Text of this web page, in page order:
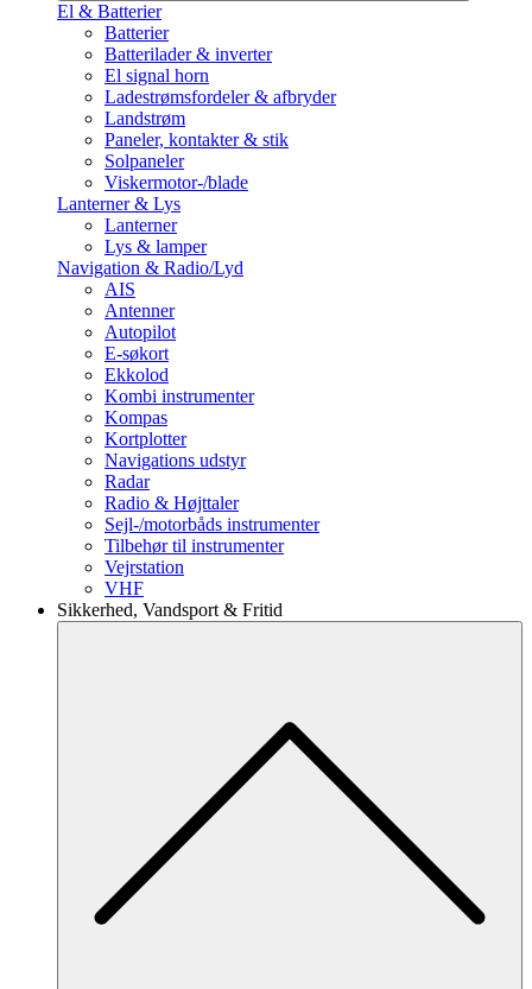
El & Batterier
Batterier
Batterilader & inverter
El signal horn
Ladestrømsfordeler & afbryder
Landstrøm
Paneler, kontakter & stik
Solpaneler
Viskermotor-/blade
Lanterner & Lys
Lanterner
Lys & lamper
Navigation & Radio/Lyd
AIS
Antenner
Autopilot
E-søkort
Ekkolod
Kombi instrumenter
Kompas
Kortplotter
Navigations udstyr
Radar
Radio & Højttaler
Sejl-/motorbåds instrumenter
Tilbehør til instrumenter
Vejrstation
VHF
Sikkerhed, Vandsport & Fritid